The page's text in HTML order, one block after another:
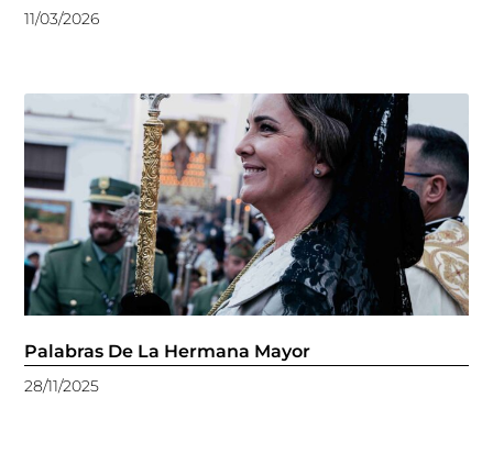
11/03/2026
Palabras De La Hermana Mayor
28/11/2025